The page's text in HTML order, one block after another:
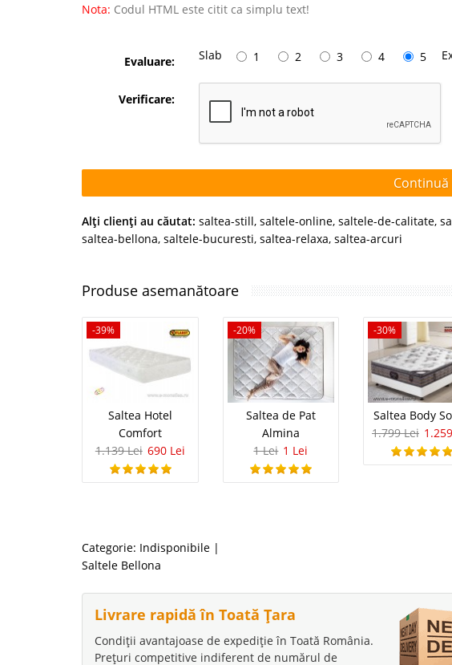
Nota: Codul HTML este citit ca simplu text!
Evaluare: Slab 1 2 3 4 5
Verificare:
Continuă
Alţi clienţi au căutat: saltea-still, saltele-online, saltele-de-calitate,
saltea-bellona, saltele-bucuresti, saltea-relaxa, saltea-arcuri
Produse asemanătoare
-39%
Saltea Hotel
Comfort
1.139 Lei 690 Lei
-20%
Saltea de Pat
Almina
1 Lei 1 Lei
-30%
Saltea Body
1.799 Lei
Categorie: Indisponibile |
Saltele Bellona
Livrare rapidă în Toată Țara
Condiții avantajoase de expediție în Toată România.
Prețuri competitive indiferent de numărul de